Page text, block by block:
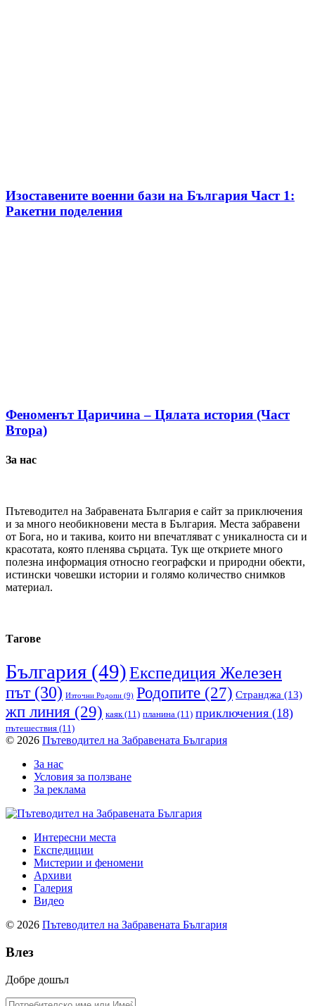
Изоставените военни бази на България Част 1:
Ракетни поделения
Феноменът Царичина – Цялата история (Част
Втора)
За нас
Пътеводител на Забравената България е сайт за приключения
и за много необикновени места в България. Места забравени
от Бога, но и такива, които ни впечатляват с уникалноста си и
красотата, която пленява сърцата. Тук ще откриете много
полезна информация относно географски и природни обекти,
истински човешки истории и голямо количество снимков
материал.
Тагове
България (49)Експедиция Железен
път(30) Източни Родопи (9) Родопите (27) Странджа (13)
жп линия (29) каяк(11) планина (11) приключения (18)
пътешествия (11)
© 2026 Пътеводител на Забравената България
За нас
Условия за ползване
За реклама
Интересни места
Експедиции
Мистерии и феномени
Архиви
Галерия
Видео
© 2026 Пътеводител на Забравената България
Влез
Добре дошъл